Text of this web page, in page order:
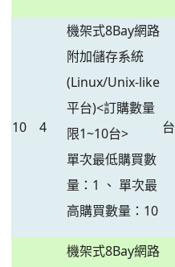
10 4
機架式8Bay網路
附加儲存系統
(Linux/Unix-like
平台)<訂購數量
限1~10台>
單次最低購買數
量：1 、 單次最
高購買數量：10
台
機架式8Bay網路